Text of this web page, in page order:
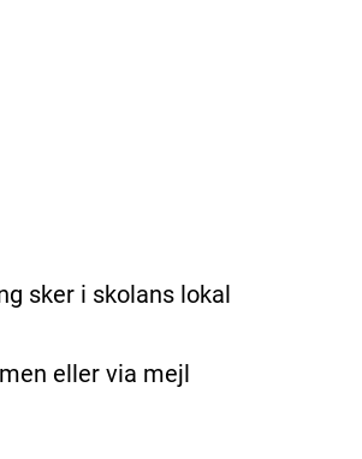
sker i skolans lokal
eller via mejl